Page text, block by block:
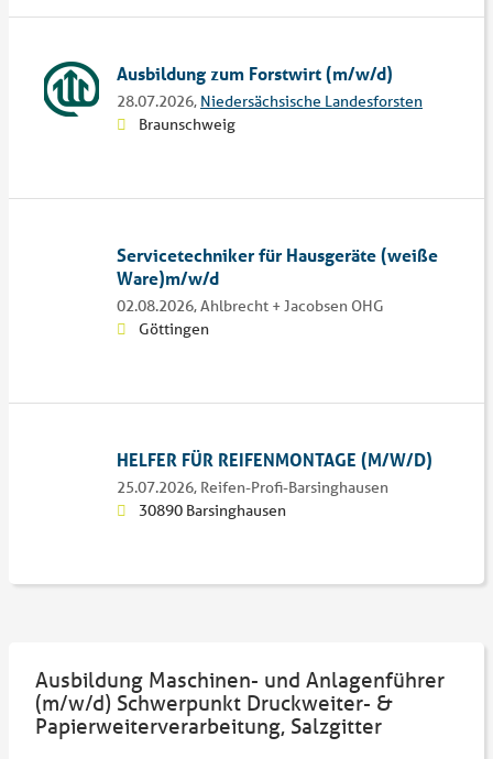
Ausbildung zum Forstwirt (m/w/d)
28.07.2026, Niedersächsische Landesforsten
Braunschweig
Servicetechniker für Hausgeräte (weiße
Ware)m/w/d
02.08.2026,Ahlbrecht + Jacobsen OHG
Göttingen
HELFER FÜR REIFENMONTAGE (M/W/D)
25.07.2026, Reifen-Profi-Barsinghausen
30890 Barsinghausen
Ausbildung Maschinen- und Anlagenführer
(m/w/d) Schwerpunkt Druckweiter- &
Papierweiterverarbeitung, Salzgitter